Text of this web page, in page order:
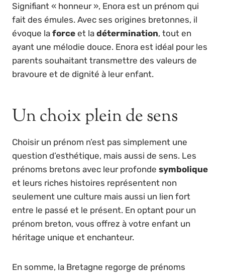
Signifiant « honneur », Enora est un prénom qui
fait des émules. Avec ses origines bretonnes, il
évoque la force et la détermination, tout en
ayant une mélodie douce. Enora est idéal pour les
parents souhaitant transmettre des valeurs de
bravoure et de dignité à leur enfant.
Un choix plein de sens
Choisir un prénom n’est pas simplement une
question d’esthétique, mais aussi de sens. Les
prénoms bretons avec leur profonde symbolique
et leurs riches histoires représentent non
seulement une culture mais aussi un lien fort
entre le passé et le présent. En optant pour un
prénom breton, vous offrez à votre enfant un
héritage unique et enchanteur.
En somme, la Bretagne regorge de prénoms